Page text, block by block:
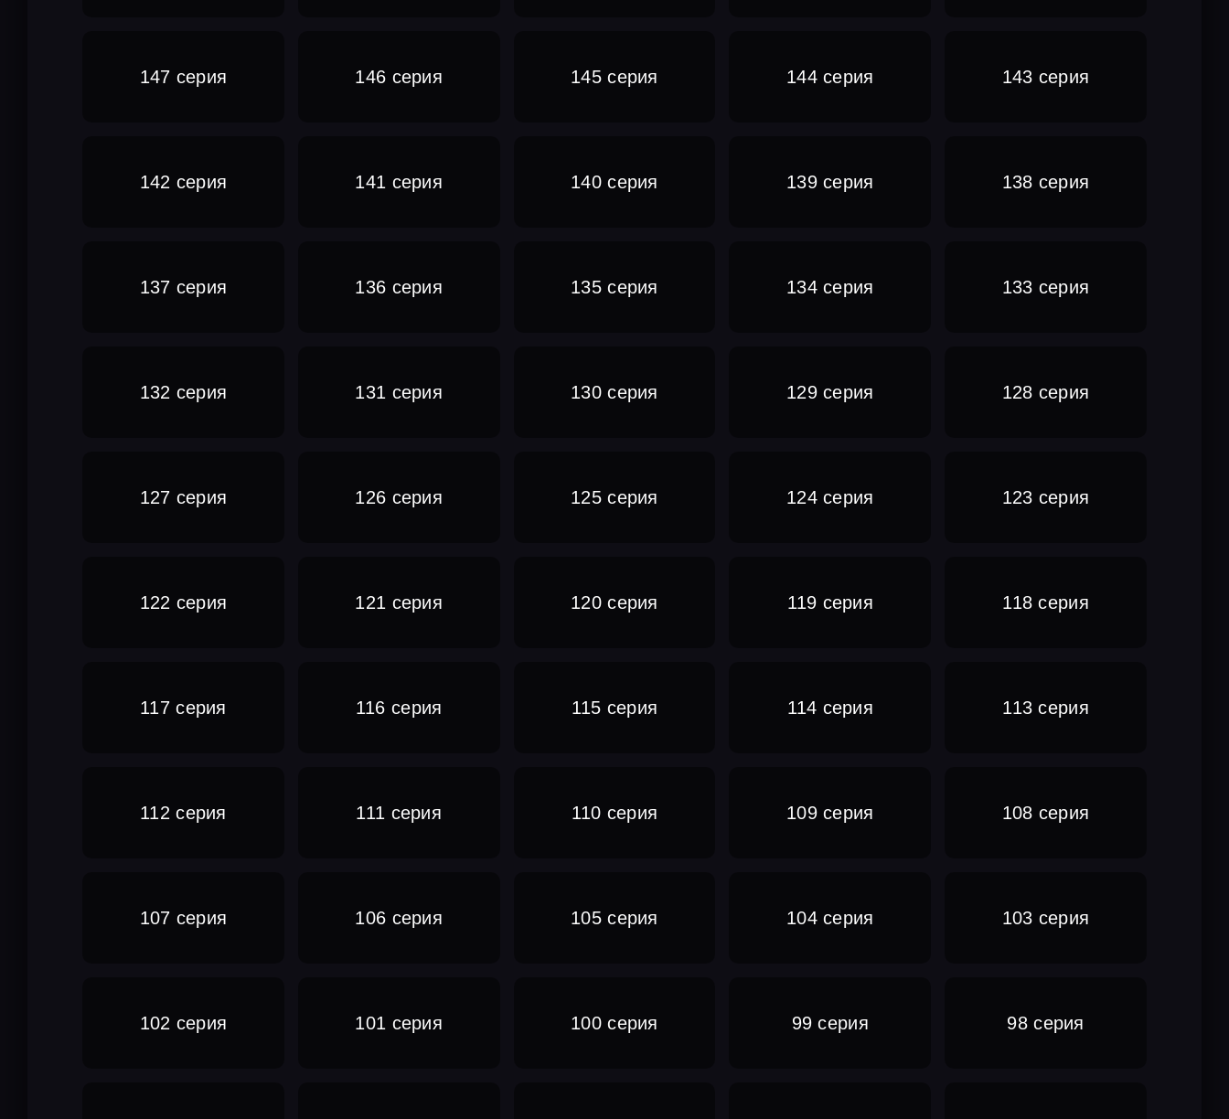
147 серия 146 серия 145 серия 144 серия 143 серия
142 серия 141 серия 140 серия 139 серия 138 серия
137 серия 136 серия 135 серия 134 серия 133 серия
132 серия 131 серия 130 серия 129 серия 128 серия
127 серия 126 серия 125 серия 124 серия 123 серия
122 серия 121 серия 120 серия 119 серия 118 серия
117 серия 116 серия 115 серия 114 серия 113 серия
112 серия 111 серия 110 серия 109 серия 108 серия
107 серия 106 серия 105 серия 104 серия 103 серия
102 серия 101 серия 100 серия 99 серия 98 серия